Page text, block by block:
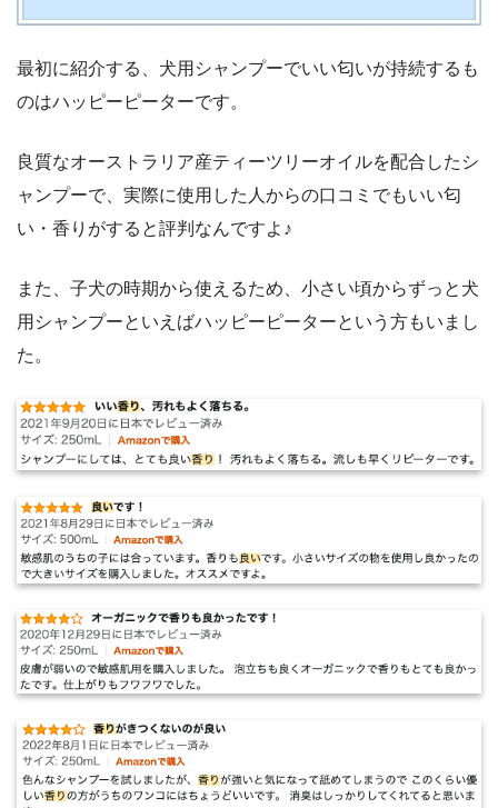
最初に紹介する、犬用シャンプーでいい匂いが持続するも
のはハッピーピーターです。
良質なオーストラリア産ティーツリーオイルを配合したシ
ャンプーで、実際に使用した人からの口コミでもいい匂
い・香りがすると評判なんですよ♪
また、子犬の時期から使えるため、小さい頃からずっと犬
用シャンプーといえばハッピーピーターという方もいまし
た。